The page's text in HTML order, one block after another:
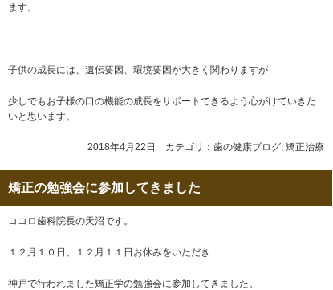
ます。
子供の成長には、遺伝要因、環境要因が大きく関わりますが
少しでもお子様の口の機能の成長をサポートできるよう心がけていきた
いと思います。
2018年4月22日 カテゴリ： 歯の健康ブログ, 矯正治療
矯正の勉強会に参加してきました
ココロ歯科院長の天沼です。
１２月１０日、１２月１１日お休みをいただき
神戸で行われました矯正学の勉強会に参加してきました。